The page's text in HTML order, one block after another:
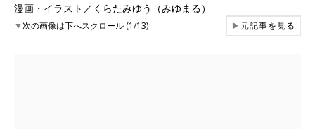
漫画・イラスト／くらたみゆう（みゆまる）
▼次の画像は下へスクロール (1/13) ▶元記事を見る